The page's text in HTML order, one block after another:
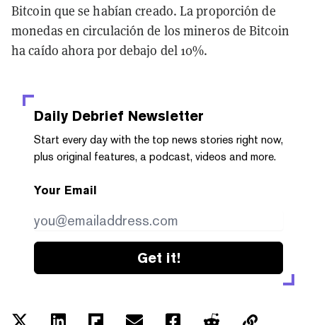
Bitcoin que se habían creado. La proporción de
monedas en circulación de los mineros de Bitcoin
ha caído ahora por debajo del 10%.
Daily Debrief Newsletter
Start every day with the top news stories right now,
plus original features, a podcast, videos and more.
Your Email
Get it!